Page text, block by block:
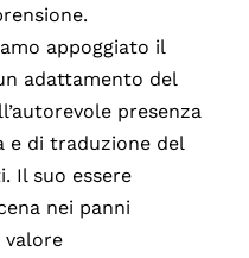
appoggiato il
adattamento del
presenza
e di traduzione del
Il suo essere
nei panni
valore